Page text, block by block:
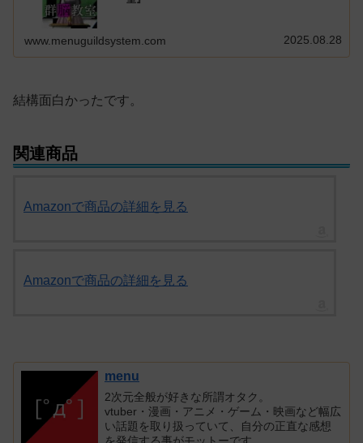
www.menuguildsystem.com 2025.08.28
結構面白かったです。
関連商品
Amazonで商品の詳細を見る
Amazonで商品の詳細を見る
menu
2次元全般が好きな所謂オタク。
vtuber・漫画・アニメ・ゲーム・映画など幅広
い話題を取り扱っていて、自分の正直な感想